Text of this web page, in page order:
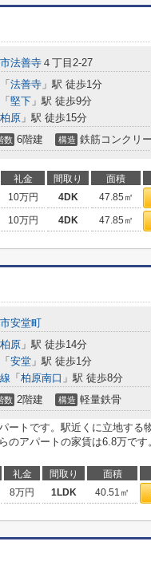
法善寺 ４丁目2-27
「 法善寺 」駅 徒歩1分
「 堅下 」駅 徒歩9分
柏原 」駅 徒歩15分
数 6階建 構造 鉄筋コンクリ
礼金 間取り 面積
10万円 4DK 47.85㎡
10万円 4DK 47.85㎡
安堂町
柏原 」駅 徒歩14分
「 安堂 」駅 徒歩1分
「 柏原南口 」駅 徒歩8分
数 2階建 構造 軽量鉄骨
ートです。駅近くに立地する
のアパートの家賃は6.8万で
礼金 間取り 面積
8万円 1LDK 40.51㎡